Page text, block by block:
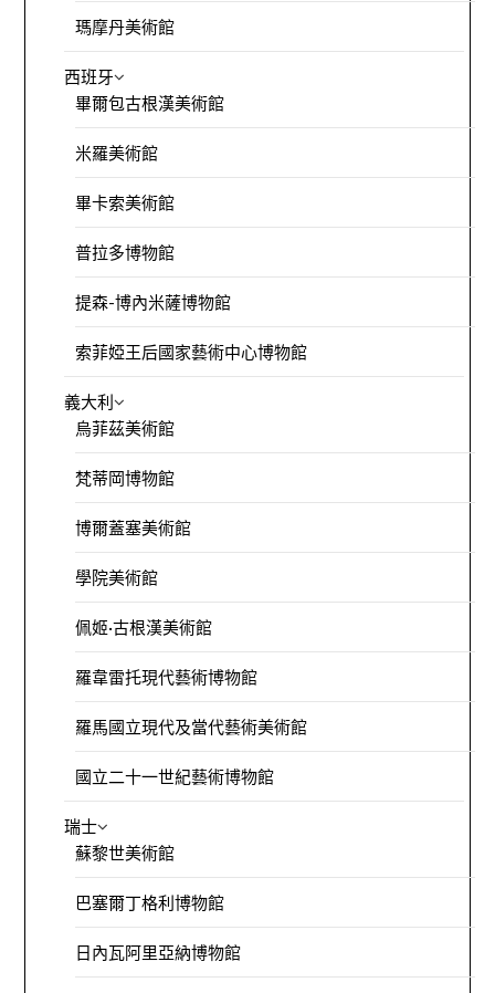
瑪摩丹美術館
西班牙
畢爾包古根漢美術館
米羅美術館
畢卡索美術館
普拉多博物館
提森-博內米薩博物館
索菲婭王后國家藝術中心博物館
義大利
烏菲茲美術館
梵蒂岡博物館
博爾蓋塞美術館
學院美術館
佩姬·古根漢美術館
羅韋雷托現代藝術博物館
羅馬國立現代及當代藝術美術館
國立二十一世紀藝術博物館
瑞士
蘇黎世美術館
巴塞爾丁格利博物館
日內瓦阿里亞納博物館